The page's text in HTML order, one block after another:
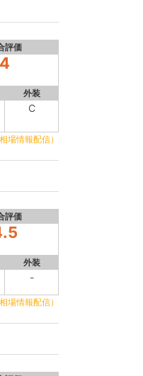
評価
4
外装
C
場情報配信）
評価
外装
-
場情報配信）